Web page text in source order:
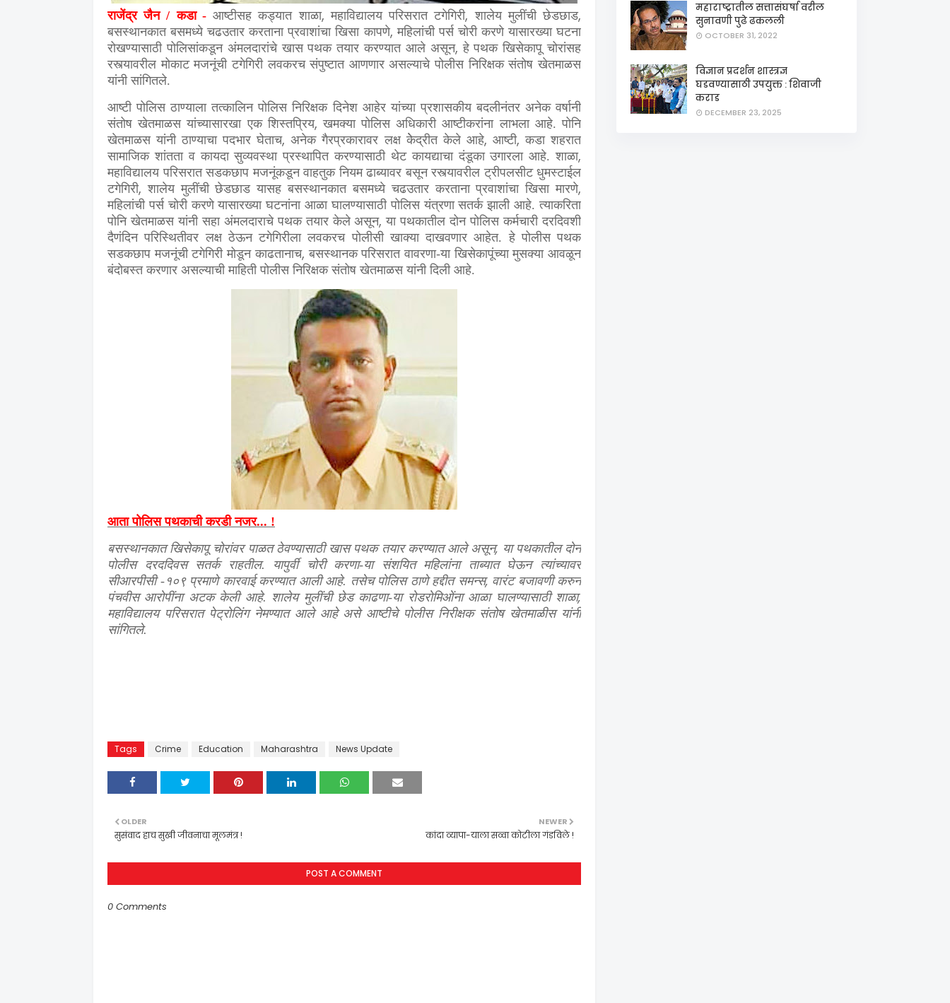
राजेंद्र जैन / कडा - आष्टीसह कड्यात शाळा,महाविद्यालय परिसरात टगेगिरी,शालेय मुलींची छेडछाड,
बसस्थानकात बसमध्ये चढउतार करताना प्रवाशांचा खिसा कापणे,महिलांची पर्स चोरी करणे यासारख्या घटना
रोखण्यासाठी पोलिसांकडून अंमलदारांचे खास पथक तयार करण्यात आले असून,हे पथक खिसेकापू चोरांसह
रस्त्यावरील मोकाट मजनूंची टगेगिरी लवकरच संपुष्टात आणणार असल्याचे पोलीस निरिक्षक संतोष खेतमाळस
यांनी सांगितले.
आष्टी पोलिस ठाण्याला तत्कालिन पोलिस निरिक्षक दिनेश आहेर यांच्या प्रशासकीय बदलीनंतर अनेक वर्षानी
संतोष खेतमाळस यांच्यासारखा एक शिस्तप्रिय,खमक्या पोलिस अधिकारी आष्टीकरांना लाभला आहे. पोनि
खेतमाळस यांनी ठाण्याचा पदभार घेताच,अनेक गैरप्रकारावर लक्ष केेद्रीत केले आहे, आष्टी,कडा शहरात
सामाजिक शांतता व कायदा सुव्यवस्था प्रस्थापित करण्यासाठी थेट कायद्याचा दंडूका उगारला आहे. शाळा,
महाविद्यालय परिसरात सडकछाप मजनूंकडून वाहतुक नियम ढाब्यावर बसून रस्त्यावरील ट्रीपलसीट धुमस्टाईल
टगेगिरी,शालेय मुलींची छेडछाड यासह बसस्थानकात बसमध्ये चढउतार करताना प्रवाशांचा खिसा मारणे,
महिलांची पर्स चोरी करणे यासारख्या घटनांना आळा घालण्यासाठी पोलिस यंत्रणा सतर्क झाली आहे. त्याकरिता
पोनि खेतमाळस यांनी सहा अंमलदाराचे पथक तयार केले असून,या पथकातील दोन पोलिस कर्मचारी दरदिवशी
दैणंदिन परिस्थितीवर लक्ष ठेऊन टगेगिरीला लवकरच पोलीसी खाक्या दाखवणार आहेत. हे पोलीस पथक
सडकछाप मजनूंची टगेगिरी मोडून काढतानाच,बसस्थानक परिसरात वावरणा-या खिसेकापूंच्या मुसक्या आवळून
बंदोबस्त करणार असल्याची माहिती पोलीस निरिक्षक संतोष खेतमाळस यांनी दिली आहे.
आता पोलिस पथकाची करडी नजर... !
बसस्थानकात खिसेकापू चोरांवर पाळत ठेवण्यासाठी खास पथक तयार करण्यात आले असून, या पथकातील दोन
पोलीस दरददिवस सतर्क राहतील. यापुर्वी चोरी करणा-या संशयित महिलांना ताब्यात घेऊन त्यांच्यावर
सीआरपीसी -१०९ प्रमाणे कारवाई करण्यात आली आहे. तसेच पोलिस ठाणे हद्दीत समन्स, वारंट बजावणी करुन
पंचवीस आरोपींना अटक केली आहे. शालेय मुलींची छेड काढणा-या रोडरोमिओंना आळा घालण्यासाठी शाळा,
महाविद्यालय परिसरात पेट्रोलिंग नेमण्यात आले आहे असे आष्टीचे पोलीस निरीक्षक संतोष खेतमाळीस यांनी
सांगितले.
Tags Crime Education Maharashtra News Update
NEWER
कांदा व्यापा-याला सव्वा कोटीला गंडविले !
OLDER
सुसंवाद हाच सुखी जीवनाचा मूलमंत्र !
POST A COMMENT
0 Comments
महाराष्ट्रातील सत्तासंघर्षा वरील
सुनावणी पुढे ढकलली
OCTOBER 31, 2022
विज्ञान प्रदर्शन शास्त्रज्ञ
घडवण्यासाठी उपयुक्त : शिवाजी
कराड
DECEMBER 23, 2025